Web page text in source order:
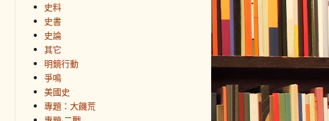
史料
史書
史論
其它
明鏡行動
爭鳴
美國史
專題：大饑荒